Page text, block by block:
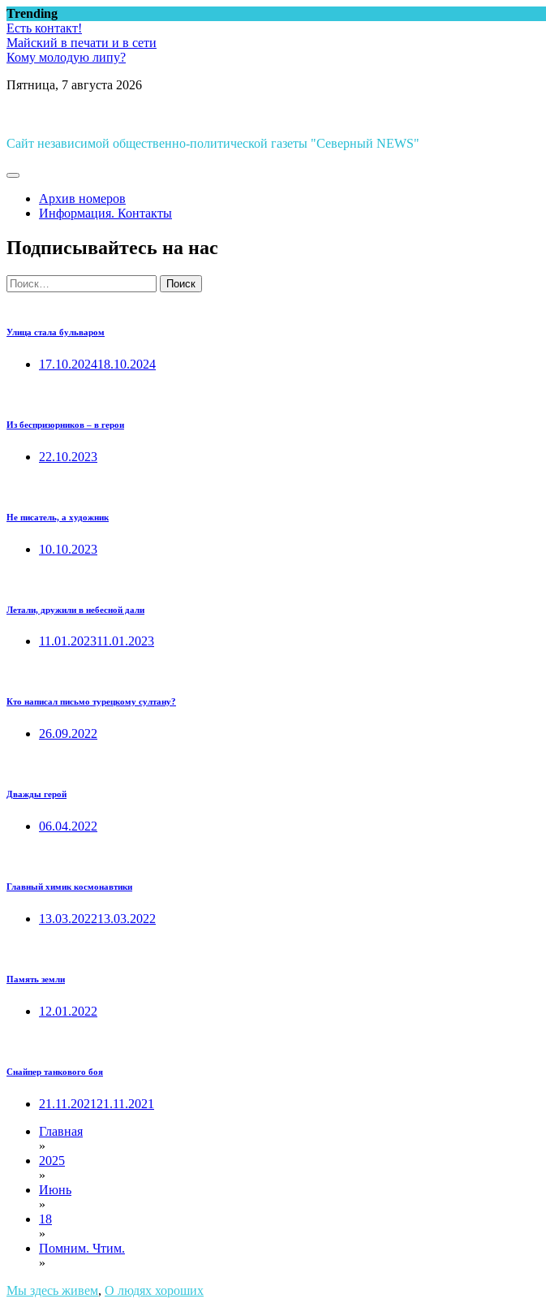
Перейти
к
содержимому
Trending
Есть контакт!
Майский в печати и в сети
Кому молодую липу?
Пятница, 7 августа 2026
Сайт независимой общественно-политической газеты "Северный NEWS"
Архив номеров
Информация. Контакты
Подписывайтесь на нас
Найти:
Улица стала бульваром
17.10.202418.10.2024
Из беспризорников – в герои
22.10.2023
Не писатель, а художник
10.10.2023
Летали, дружили в небесной дали
11.01.202311.01.2023
Кто написал письмо турецкому султану?
26.09.2022
Дважды герой
06.04.2022
Главный химик космонавтики
13.03.202213.03.2022
Память земли
12.01.2022
Снайпер танкового боя
21.11.2021 21.11.2021
Главная
»
2025
»
Июнь
»
18
»
Помним. Чтим.
»
Мы здесь живем, О людях хороших